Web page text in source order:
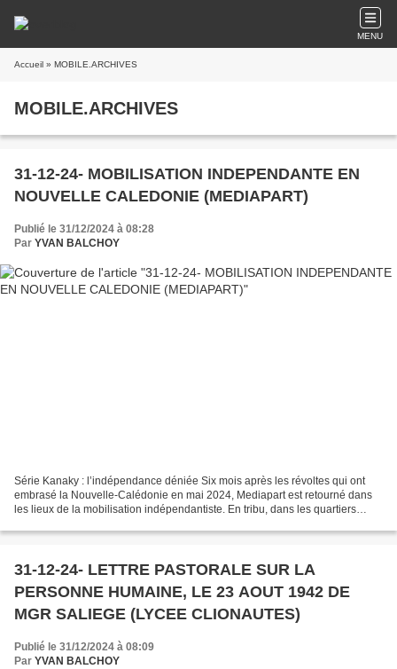
MENU
Accueil » MOBILE.ARCHIVES
MOBILE.ARCHIVES
31-12-24- MOBILISATION INDEPENDANTE EN
NOUVELLE CALEDONIE (MEDIAPART)
Publié le 31/12/2024 à 08:28
Par YVAN BALCHOY
Série Kanaky : l’indépendance déniée Six mois après les révoltes qui ont
embrasé la Nouvelle-Calédonie en mai 2024, Mediapart est retourné dans
les lieux de la mobilisation indépendantiste. En tribu, dans les quartiers
31-12-24- LETTRE PASTORALE SUR LA
PERSONNE HUMAINE, LE 23 AOUT 1942 DE
MGR SALIEGE (LYCEE CLIONAUTES)
Publié le 31/12/2024 à 08:09
Par YVAN BALCHOY